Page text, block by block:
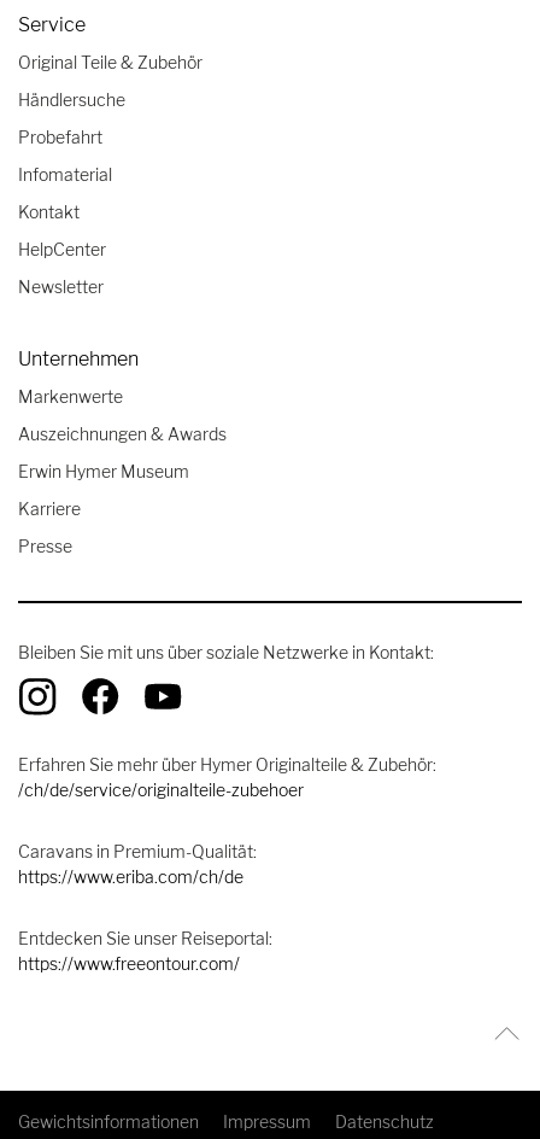
Service
Original Teile & Zubehör
Händlersuche
Probefahrt
Infomaterial
Kontakt
HelpCenter
Newsletter
Unternehmen
Markenwerte
Auszeichnungen & Awards
Erwin Hymer Museum
Karriere
Presse
Bleiben Sie mit uns über soziale Netzwerke in Kontakt:
Erfahren Sie mehr über Hymer Originalteile & Zubehör:
/ch/de/service/originalteile-zubehoer
Caravans in Premium-Qualität:
https://www.eriba.com/ch/de
Entdecken Sie unser Reiseportal:
https://www.freeontour.com/
Gewichtsinformationen Impressum Datenschutz